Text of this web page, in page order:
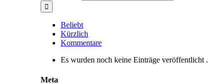
Beliebt
Kürzlich
Kommentare
Es wurden noch keine Einträge veröffentlicht .
Meta